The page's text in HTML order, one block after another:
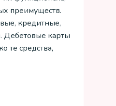
преимуществ.
кредитные,
Дебетовые карты
те средства,